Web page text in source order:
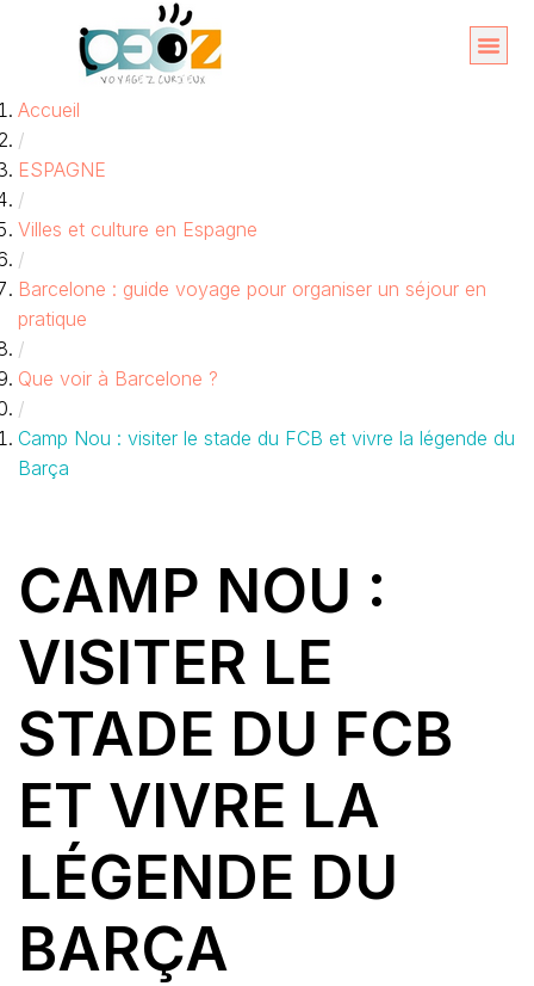
contenu
Accueil
/
ESPAGNE
/
Villes et culture en Espagne
/
Barcelone : guide voyage pour organiser un séjour en
pratique
/
Que voir à Barcelone ?
/
Camp Nou : visiter le stade du FCB et vivre la légende du
Barça
CAMP NOU :
VISITER LE
STADE DU FCB
ET VIVRE LA
LÉGENDE DU
BARÇA